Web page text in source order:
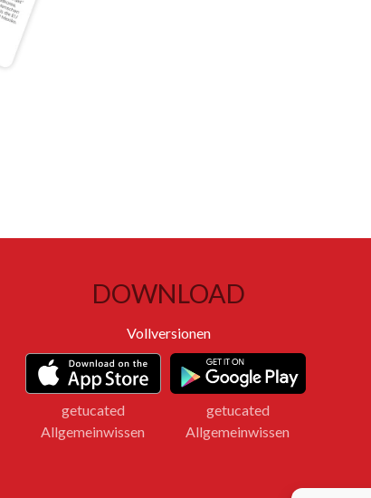
DOWNLOAD
Vollversionen
getucated
Allgemeinwissen
getucated
Allgemeinwissen